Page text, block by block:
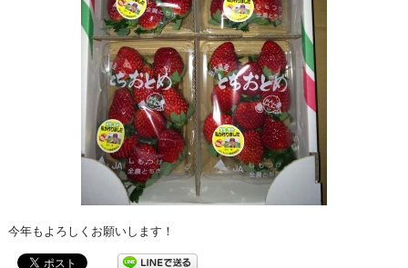
今年もよろしくお願いします！